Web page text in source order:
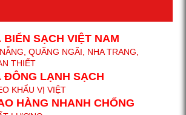
BIỂN SẠCH VIỆT NAM
QUÃNG NGÃI, NHA TRANG,
THIẾT
ĐÔNG LẠNH SẠCH
KHẨU VỊ VIỆT
HÀNG NHANH CHỐNG